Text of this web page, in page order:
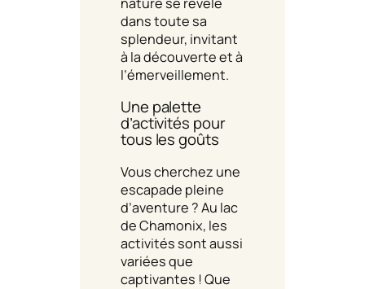
dans toute sa
splendeur, invitant
à la découverte et à
l’émerveillement.
Une palette
d’activités pour
tous les goûts
Vous cherchez une
escapade pleine
d’aventure ? Au lac
de Chamonix, les
activités sont aussi
variées que
captivantes ! Que